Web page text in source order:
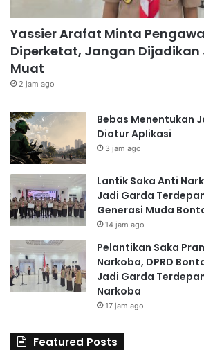
Yassier Arafat Minta
Diperketat, Jangan Dijadikan
Muat
2 jam ago
Bebas Menentukan
Diatur Aplikasi
3 jam ago
Lantik Saka Anti
Jadi Garda
Generasi Muda
14 jam ago
Pelantikan Saka
Narkoba, DPRD
Jadi Garda
Narkoba
17 jam ago
Featured Posts